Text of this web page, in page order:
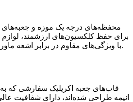
برای حفظ کلکسیون‌های ارزشمند، لوازم
با ویژگی‌های مقاوم در برابر اشعه ماوراء بنفش- مهندسی شده‌اند.
قاب‌های جعبه اکریلیک سفارشی که
انیمه طراحی شده‌اند، دارای شفافیت